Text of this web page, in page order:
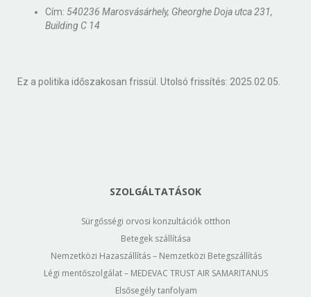
Cím: 540236 Marosvásárhely, Gheorghe Doja utca 231,
Building C 14
Ez a politika időszakosan frissül. Utolsó frissítés: 2025.02.05.
SZOLGÁLTATÁSOK
Sürgősségi orvosi konzultációk otthon
Betegek szállítása
Nemzetközi Hazaszállítás – Nemzetközi Betegszállítás
Légi mentőszolgálat – MEDEVAC TRUST AIR SAMARITANUS
Elsősegély tanfolyam